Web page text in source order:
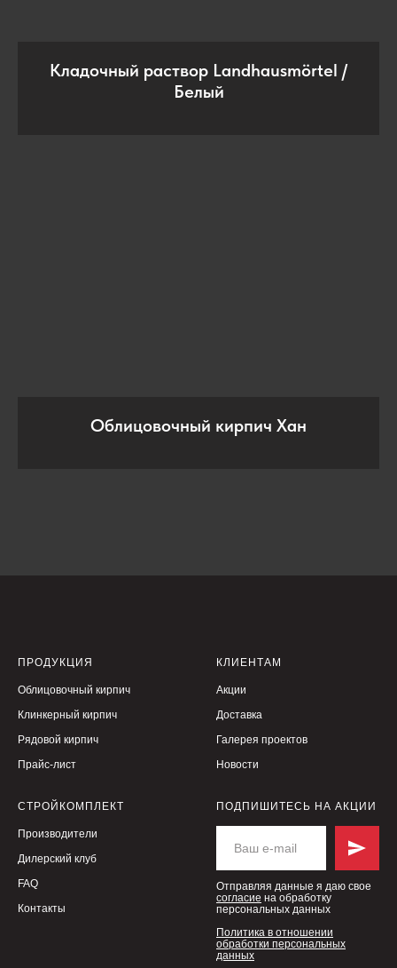
Кладочный раствор Landhausmörtel /
Белый
Облицовочный кирпич Хан
ПРОДУКЦИЯ
Облицовочный кирпич
Клинкерный кирпич
Рядовой кирпич
Прайс-лист
КЛИЕНТАМ
Акции
Доставка
Галерея проектов
Новости
СТРОЙКОМПЛЕКТ
Производители
Дилерский клуб
FAQ
Контакты
ПОДПИШИТЕСЬ НА АКЦИИ
Отправляя данные я даю свое
согласие на обработку
персональных данных
Политика в отношении
обработки персональных
данных